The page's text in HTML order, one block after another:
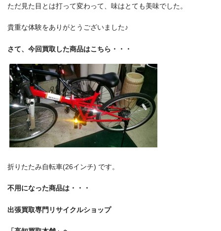
ただ見た目とは打って変わって、味はとても美味でした。
貴重な体験をありがとうございました♪
さて、今回買取した商品はこちら・・・
折りたたみ自転車(26インチ) です。
不用になった商品は・・・
出張買取専門リサイクルショップ